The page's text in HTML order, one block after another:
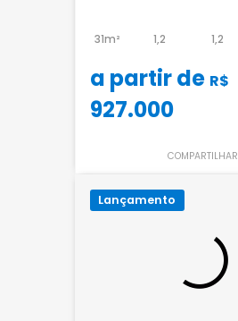
31m² 1,2 1,2
a partir de R$
927.000
COMPARTILHAR
Lançamento